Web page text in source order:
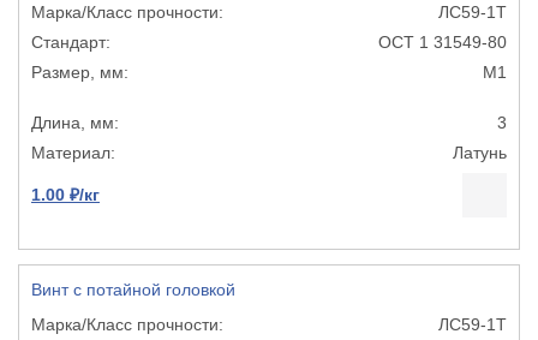
ЛС59-1Т
ОСТ 1 31549-80
М1
3
Латунь
1.00 ₽/кг
Винт с потайной головкой
ЛС59-1Т